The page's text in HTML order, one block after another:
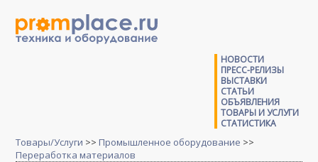
НОВОСТИ
ПРЕСС-РЕЛИЗЫ
ВЫСТАВКИ
СТАТЬИ
ОБЪЯВЛЕНИЯ
ТОВАРЫ И УСЛУГИ
СТАТИСТИКА
Товары/Услуги >> Промышленное оборудование >>
Переработка материалов